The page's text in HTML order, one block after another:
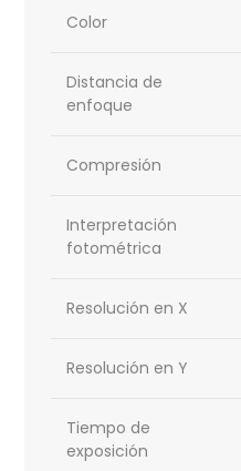
Color
Distancia de
enfoque
Compresión
Interpretación
fotométrica
Resolución en X
Resolución en Y
Tiempo de
exposición